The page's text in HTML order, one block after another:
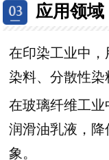
应用领域
在印染工业中
染料、分散性染
在玻璃纤维工
润滑油乳液，
象。